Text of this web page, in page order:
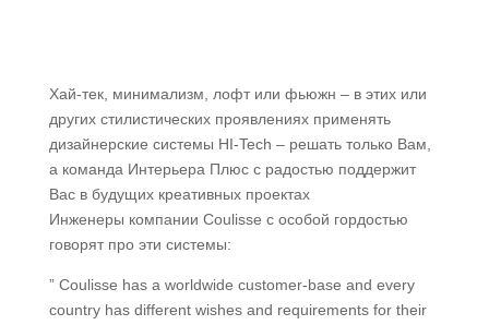
Хай-тек, минимализм, лофт или фьюжн – в этих или
других стилистических проявлениях применять
дизайнерские системы HI-Tech – решать только Вам,
а команда Интерьера Плюс с радостью поддержит
Вас в будущих креативных проектах
Инженеры компании Coulisse с особой гордостью
говорят про эти системы:
” Coulisse has a worldwide customer-base and every
country has different wishes and requirements for their